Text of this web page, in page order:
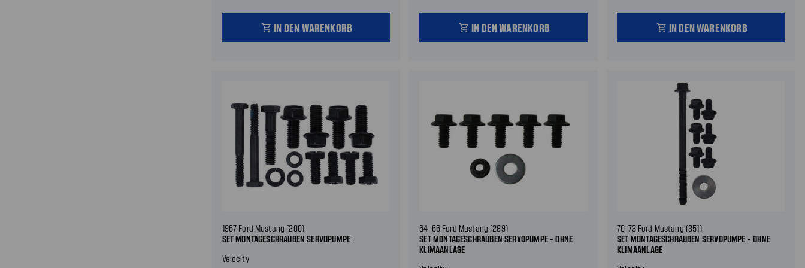
shopping_cart IN DEN WARENKORB shopping_cart IN DEN WARENKORB shopping_cart IN DEN WARENKORB
1967 Ford Mustang (200)
SET MONTAGESCHRAUBEN SERVOPUMPE
Velocity
64-66 Ford Mustang (289)
SET MONTAGESCHRAUBEN SERVOPUMPE - OHNE
KLIMAANLAGE
70-73 Ford Mustang (351)
SET MONTAGESCHRAUBEN SERVOPUMPE - OHNE
KLIMAANLAGE